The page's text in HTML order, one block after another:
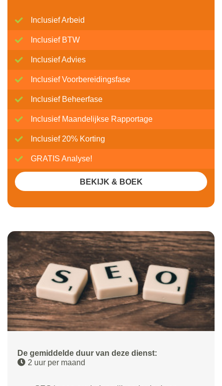
De gemiddelde duur van deze dienst:
2 uur per maand
Inclusief Arbeid
Inclusief BTW
Inclusief Advies
Inclusief Voorbereidingsfase
Inclusief Beheerfase
Inclusief Maandelijkse Rapportage
Inclusief 20% Korting
GRATIS Analyse!
BEKIJK & BOEK